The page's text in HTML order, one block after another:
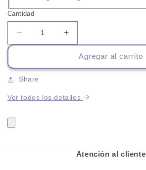
agotada
o
agotada
Cantidad
Reducir
cantidad
Virbac
HPM
+
Aumentar
cantidad
para
Virbac
+
Agregar al carrito
Share
Ver todos los detalles
Atención al cliente